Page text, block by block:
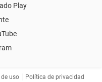
Play
uso Política de privacidad